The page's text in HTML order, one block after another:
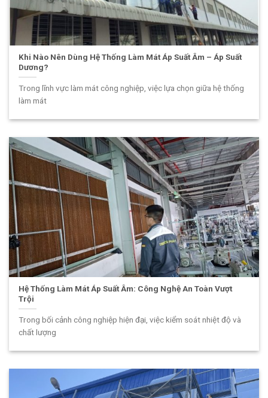
Khi Nào Nên Dùng Hệ Thống Làm Mát Áp Suất Âm – Áp Suất
Dương?
Trong lĩnh vực làm mát công nghiệp, việc lựa chọn giữa hệ thống
làm mát
Hệ Thống Làm Mát Áp Suất Âm: Công Nghệ An Toàn Vượt
Trội
Trong bối cảnh công nghiệp hiện đại, việc kiểm soát nhiệt độ và
chất lượng